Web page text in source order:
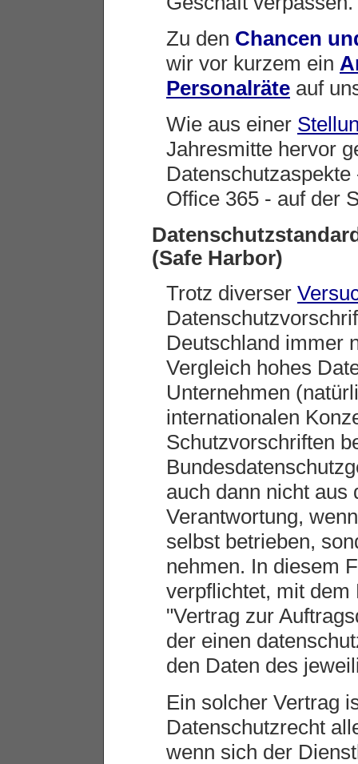
Zu den Chancen
wir vor kurzem ein
Personalräte auf
Wie aus einer
Jahresmitte hervor
Office 365 - auf der
(Safe Harbor)
Trotz diverser
Deutschland immer
Vergleich hohes
Unternehmen
internationalen
Schutzvorschriften
auch dann nicht aus
Verantwortung,
selbst betrieben,
nehmen. In diesem
verpflichtet, mit dem
"Vertrag zur
der einen
den Daten des
Ein solcher Vertrag
Datenschutzrecht
wenn sich der